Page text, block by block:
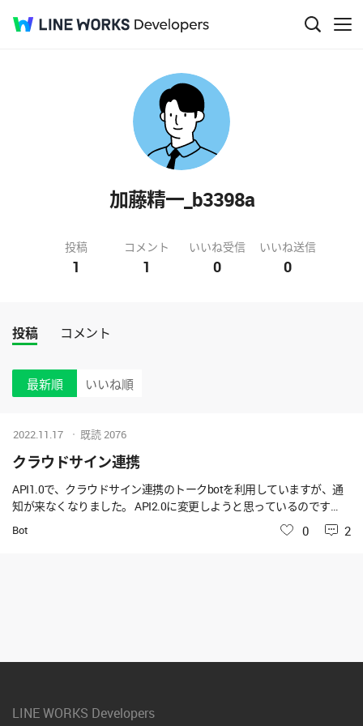
加藤精一_b3398a
投稿
1
コメント
1
いいね受信
0
いいね送信
0
投稿 コメント
最新順 いいね順
クラウドサイン連携
API1.0で、クラウドサイン連携のトークbotを利用していますが、通
知が来なくなりました。 API2.0に変更しようと思っているのです
が、登録したBotに対してAPI1.0のチェックを外し API2.0に変更する
事で、変更作業は完了しますでしょうか？ それとも新たにbotを登録
Bot
2022.11.17 既読2076
いいね
0 2
LINE WORKS Developers